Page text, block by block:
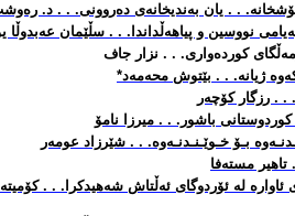
. . یان به‌ندیخانه‌ی ده‌روونی. . . د.
نووسین و پیاهه‌ڵداندا. . . سڵێمان عه‌بدوڵا
كورده‌واری. . . نزار جاف
ژیانه‌. . . بێتوش محه‌مه‌د*
. رزگار كۆچه‌ر
كوردوستانی باشور. . . میرزا نامۆ
بـۆ خـوێـنـدنـه‌وه‌. . . شێرزاد عومه‌ر
تاهیر مسته‌فا
له‌ ئۆردوگای ئه‌ڵتاش شه‌هیدكرا. . .